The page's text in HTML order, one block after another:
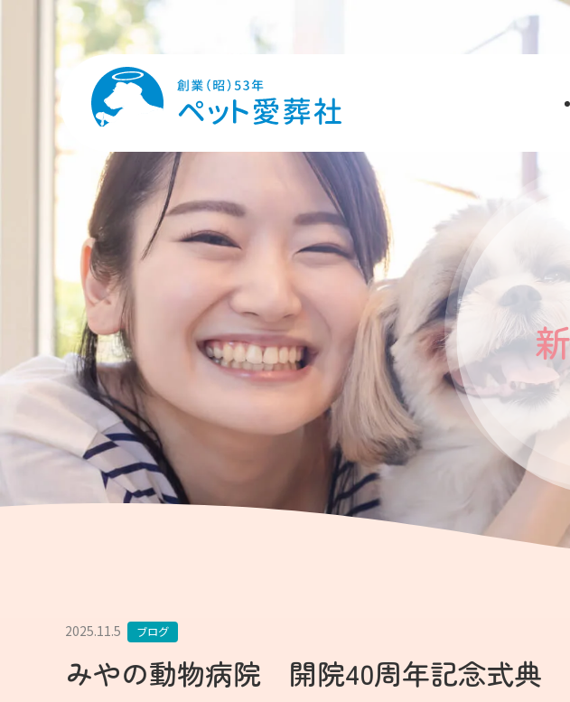
2025.11.5 ブログ
みやの動物病院 開院40周年記念式典